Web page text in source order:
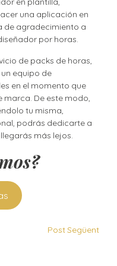
una aplicación en
de agradecimiento a
por horas.
de packs de horas,
equipo de
en el momento que
marca. De este modo,
tu misma,
podrás dedicarte a
más lejos.
Post Següent